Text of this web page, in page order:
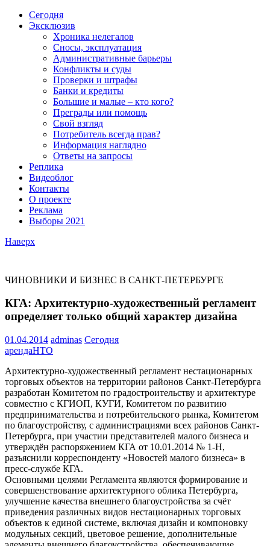
Сегодня
Эксклюзив
Хроника нелегалов
Сносы, эксплуатация
Административные барьеры
Конфликты и суды
Проверки и штрафы
Банки и кредиты
Большие и малые – кто кого?
Преграды или помощь
Свой взгляд
Потребитель всегда прав?
Информация наглядно
Ответы на запросы
Реплика
Видеоблог
Контакты
О проекте
Реклама
Выборы 2021
Наверх
ЧИНОВНИКИ И БИЗНЕС В САНКТ-ПЕТЕРБУРГЕ
КГА: Архитектурно-художественный регламент
определяет только общий характер дизайна
01.04.2014 adminas Сегодня
арендаНТО
Архитектурно-художественный регламент нестационарных
торговых объектов на территории районов Санкт-Петербурга
разработан Комитетом по градостроительству и архитектуре
совместно с КГИОП, КУГИ, Комитетом по развитию
предпринимательства и потребительского рынка, Комитетом
по благоустройству, с администрациями всех районов Санкт-
Петербурга, при участии представителей малого бизнеса и
утверждён распоряжением КГА от 10.01.2014 № 1-Н,
разъяснили корреспонденту «Новостей малого бизнеса» в
пресс-службе КГА.
Основными целями Регламента являются формирование и
совершенствование архитектурного облика Петербурга,
улучшение качества внешнего благоустройства за счёт
приведения различных видов нестационарных торговых
объектов к единой системе, включая дизайн и компоновку
модульных секций, цветовое решение, дополнительные